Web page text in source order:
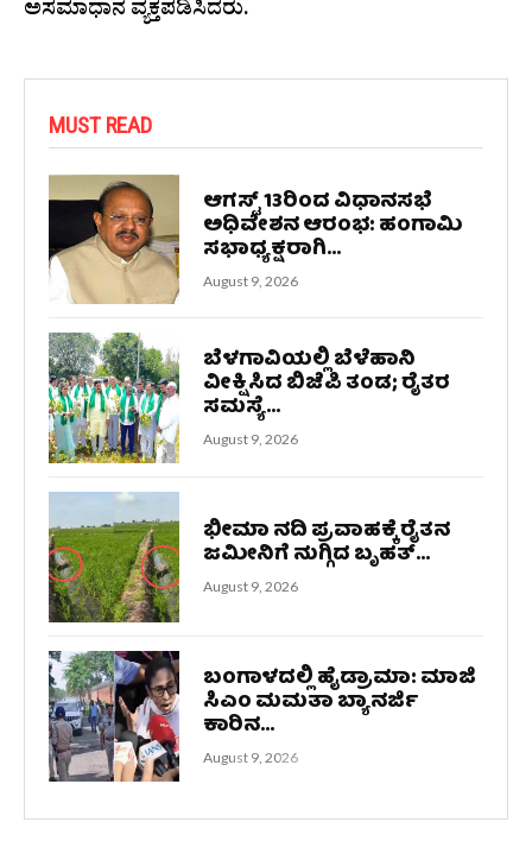
ಅಸಮಾಧಾನ ವ್ಯಕ್ತಪಡಿಸಿದರು.
MUST READ
ಆಗಸ್ಟ್ 13ರಿಂದ ವಿಧಾನಸಭೆ
ಅಧಿವೇಶನ ಆರಂಭ: ಹಂಗಾಮಿ
ಸಭಾಧ್ಯಕ್ಷರಾಗಿ...
August 9, 2026
ಬೆಳಗಾವಿಯಲ್ಲಿ ಬೆಳೆಹಾನಿ
ವೀಕ್ಷಿಸಿದ ಬಿಜೆಪಿ ತಂಡ; ರೈತರ
ಸಮಸ್ಯೆ...
August 9, 2026
ಭೀಮಾ ನದಿ ಪ್ರವಾಹಕ್ಕೆ ರೈತನ
ಜಮೀನಿಗೆ ನುಗ್ಗಿದ ಬೃಹತ್...
August 9, 2026
ಬಂಗಾಳದಲ್ಲಿ ಹೈಡ್ರಾಮಾ: ಮಾಜಿ
ಸಿಎಂ ಮಮತಾ ಬ್ಯಾನರ್ಜಿ
ಕಾರಿನ...
August 9, 2026